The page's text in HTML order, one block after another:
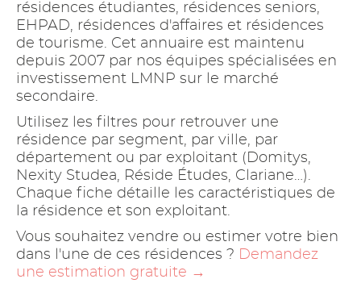
résidences étudiantes, résidences seniors,
EHPAD, résidences d'affaires et résidences
de tourisme. Cet annuaire est maintenu
depuis 2007 par nos équipes spécialisées en
investissement LMNP sur le marché
secondaire.
Utilisez les filtres pour retrouver une
résidence par segment, par ville, par
département ou par exploitant (Domitys,
Nexity Studea, Réside Études, Clariane…).
Chaque fiche détaille les caractéristiques de
la résidence et son exploitant.
Vous souhaitez vendre ou estimer votre bien
dans l'une de ces résidences ? Demandez
une estimation gratuite →